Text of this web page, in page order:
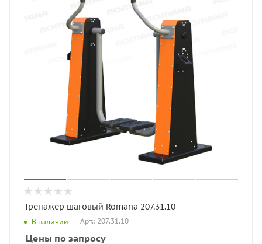
Тренажер шаговый Romana 207.31.10
В наличии Арт.: 207.31.10
Цены по запросу